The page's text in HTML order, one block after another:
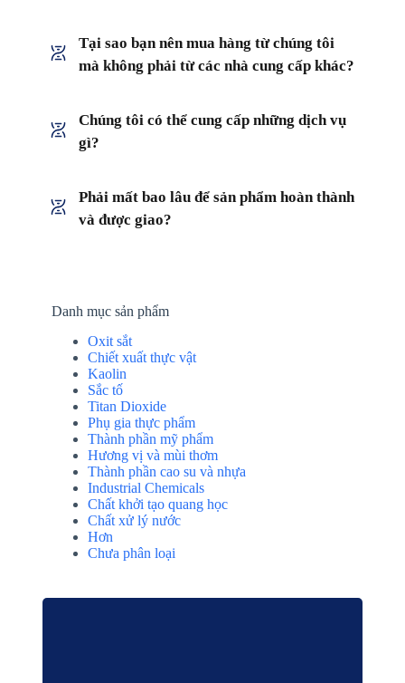
Tại sao bạn nên mua hàng từ chúng tôi
mà không phải từ các nhà cung cấp khác?
Chúng tôi có thể cung cấp những dịch vụ
gì?
Phải mất bao lâu để sản phẩm hoàn thành
và được giao?
Danh mục sản phẩm
Oxit sắt
Chiết xuất thực vật
Kaolin
Sắc tố
Titan Dioxide
Phụ gia thực phẩm
Thành phần mỹ phẩm
Hương vị và mùi thơm
Thành phần cao su và nhựa
Industrial Chemicals
Chất khởi tạo quang học
Chất xử lý nước
Hơn
Chưa phân loại